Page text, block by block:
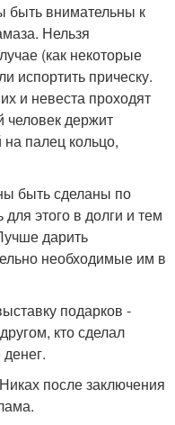
быть внимательны к
Нельзя
(как некоторые
испортить прическу.
и невеста проходят
человек держит
палец кольцо,
быть сделаны по
этого в долги и тем
дарить
необходимые им в
подарков -
кто сделал
после заключения